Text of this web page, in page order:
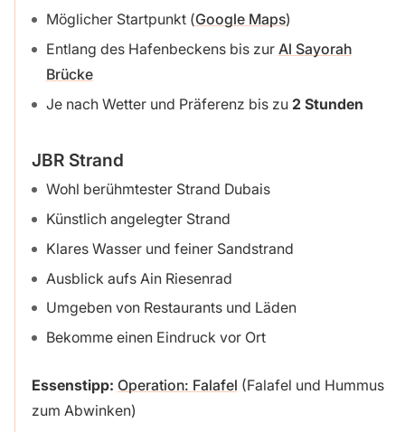
Möglicher Startpunkt (Google Maps)
Entlang des Hafenbeckens bis zur Al Sayorah
Brücke
Je nach Wetter und Präferenz bis zu 2 Stunden
JBR Strand
Wohl berühmtester Strand Dubais
Künstlich angelegter Strand
Klares Wasser und feiner Sandstrand
Ausblick aufs Ain Riesenrad
Umgeben von Restaurants und Läden
Bekomme einen Eindruck vor Ort
Essenstipp: Operation: Falafel (Falafel und Hummus
zum Abwinken)